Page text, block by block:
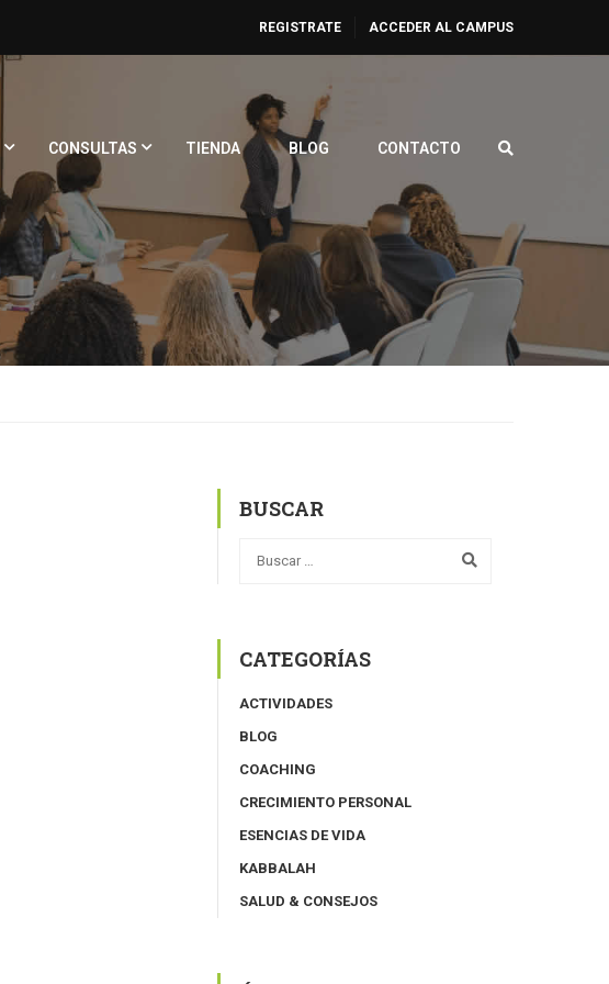
REGISTRATE ACCEDER AL CAMPUS
CONSULTAS TIENDA BLOG CONTACTO
BUSCAR
CATEGORÍAS
ACTIVIDADES
BLOG
COACHING
CRECIMIENTO PERSONAL
ESENCIAS DE VIDA
KABBALAH
SALUD & CONSEJOS